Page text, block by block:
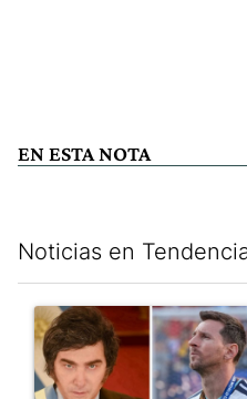
EN ESTA NOTA
Noticias en
Un artículo de tendencia